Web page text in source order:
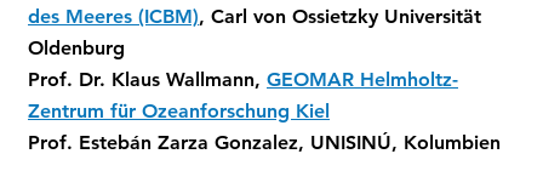
des Meeres (ICBM), Carl von Ossietzky Universität
Oldenburg
Prof. Dr. Klaus Wallmann, GEOMAR Helmholtz-
Zentrum für Ozeanforschung Kiel
Prof. Estebán Zarza Gonzalez, UNISINÚ, Kolumbien